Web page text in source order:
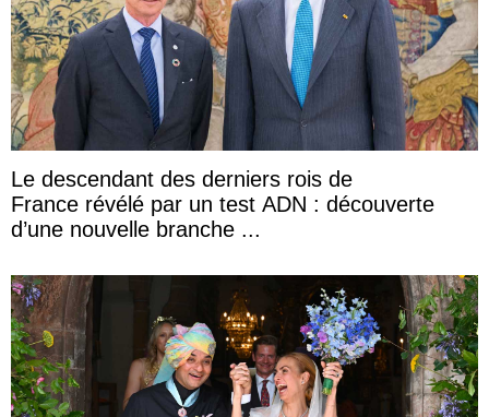
Le descendant des derniers rois de
France révélé par un test ADN : découverte
d’une nouvelle branche ...